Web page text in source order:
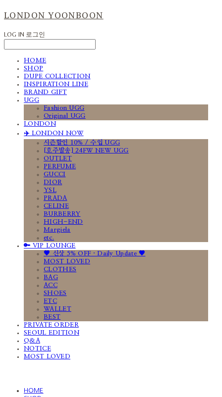
LONDON YOONBOON
LOG IN 로그인
HOME
SHOP
DUPE COLLECTION
INSPIRATION LINE
BRAND GIFT
UGG
Fashion UGG
Original UGG
LONDON
✈️ LONDON NOW
시즌할인 10% / 수입 UGG
[호주발송] 24FW NEW UGG
OUTLET
PERFUME
GUCCI
DIOR
YSL
PRADA
CELINE
BURBERRY
HIGH-END
Margiela
etc.
🔑 VIP LOUNGE
🤎 신상 5% OFF · Daily Update 🤎
MOST LOVED
CLOTHES
BAG
ACC
SHOES
ETC
WALLET
BEST
PRIVATE ORDER
SEOUL EDITION
Q&A
NOTICE
MOST LOVED
HOME